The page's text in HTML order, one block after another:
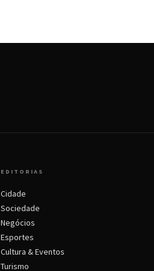
EDITORIAS
Cidade
Sociedade
Negócios
Esportes
Cultura & Eventos
Turismo